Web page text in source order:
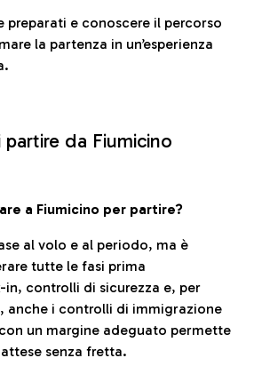
preparati e conoscere il percorso
la partenza in un’esperienza
partire da Fiumicino
a Fiumicino per partire?
al volo e al periodo, ma è
tutte le fasi prima
in, controlli di sicurezza e, per
anche i controlli di immigrazione
un margine adeguato permette
senza fretta.